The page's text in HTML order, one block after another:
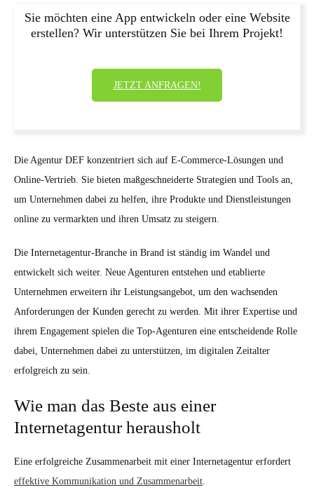
Sie möchten eine App entwickeln oder eine Website
erstellen? Wir unterstützen Sie bei Ihrem Projekt!
JETZT ANFRAGEN!
Die Agentur DEF konzentriert sich auf E-Commerce-Lösungen und
Online-Vertrieb. Sie bieten maßgeschneiderte Strategien und Tools an,
um Unternehmen dabei zu helfen, ihre Produkte und Dienstleistungen
online zu vermarkten und ihren Umsatz zu steigern.
Die Internetagentur-Branche in Brand ist ständig im Wandel und
entwickelt sich weiter. Neue Agenturen entstehen und etablierte
Unternehmen erweitern ihr Leistungsangebot, um den wachsenden
Anforderungen der Kunden gerecht zu werden. Mit ihrer Expertise und
ihrem Engagement spielen die Top-Agenturen eine entscheidende Rolle
dabei, Unternehmen dabei zu unterstützen, im digitalen Zeitalter
erfolgreich zu sein.
Wie man das Beste aus einer
Internetagentur herausholt
Eine erfolgreiche Zusammenarbeit mit einer Internetagentur erfordert
effektive Kommunikation und Zusammenarbeit